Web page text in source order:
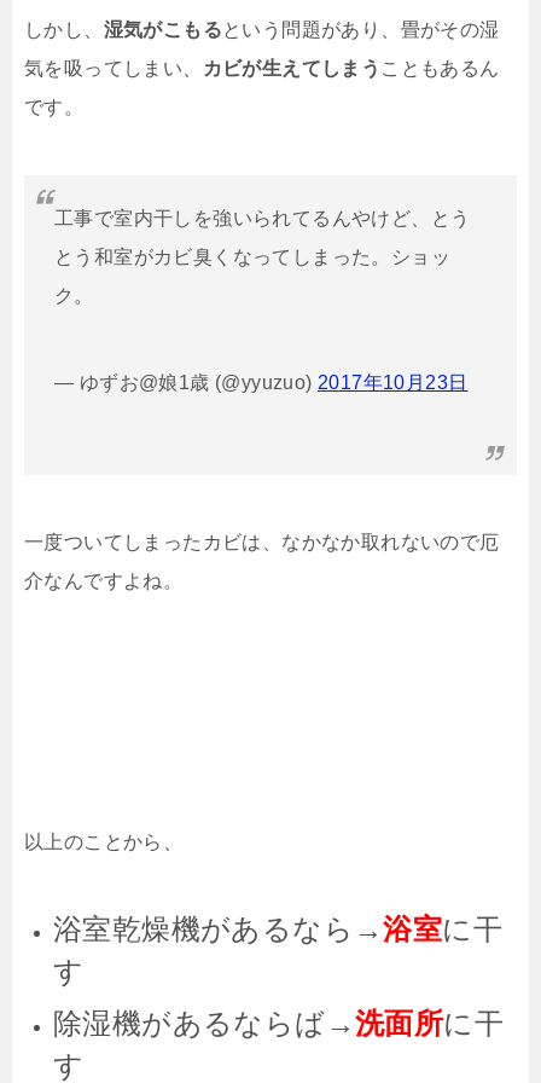
しかし、 湿気がこもるという問題があり、畳がその湿
気を吸ってしまい、
カビが生えてしまう こともあるん
です。
工事で室内干しを強いられてるんやけど、とう
とう和室がカビ臭くなってしまった。ショッ
ク。
— ゆずお@娘1歳 (@yyuzuo) 2017年10月23日
一度ついてしまったカビは、なかなか取れないので厄
介なんですよね。
以上のことから、
浴室乾燥機があるなら→浴室に干
す
除湿機があるならば→洗面所に干
す